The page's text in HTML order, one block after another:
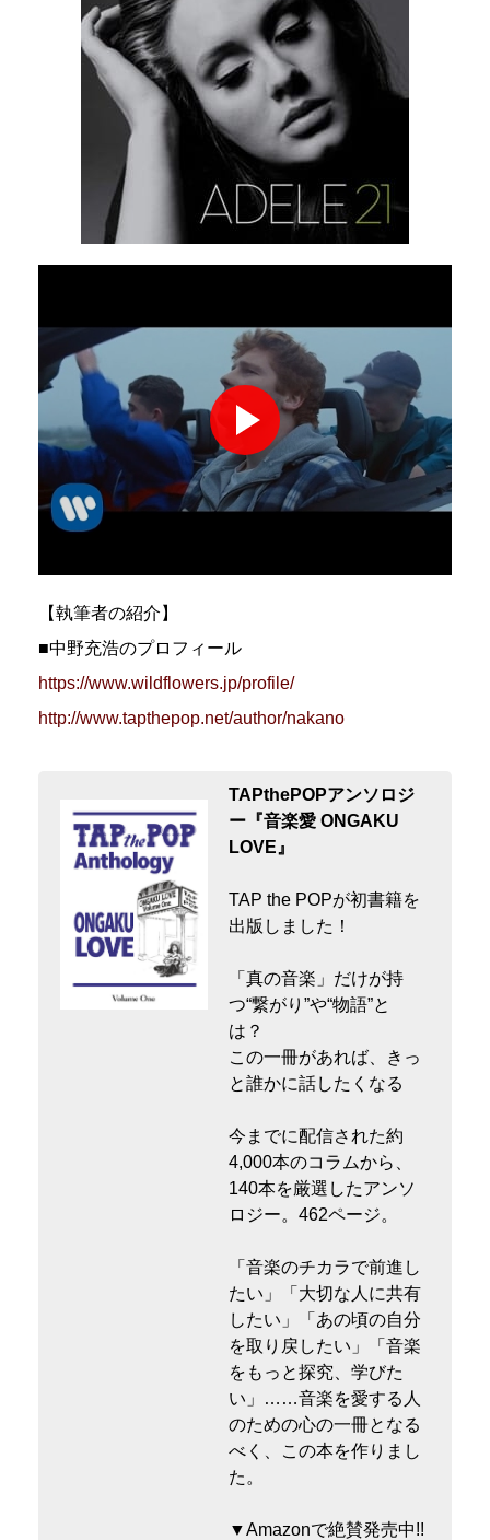
【執筆者の紹介】
■中野充浩のプロフィール
https://www.wildflowers.jp/profile/
http://www.tapthepop.net/author/nakano
TAPthePOPアンソロジ
ー『音楽愛 ONGAKU
LOVE』
TAP the POPが初書籍を
出版しました！
「真の音楽」だけが持
つ“繋がり”や“物語”と
は？
この一冊があれば、きっ
と誰かに話したくなる
今までに配信された約
4,000本のコラムから、
140本を厳選したアンソ
ロジー。462ページ。
「音楽のチカラで前進し
たい」「大切な人に共有
したい」「あの頃の自分
を取り戻したい」「音楽
をもっと探究、学びた
い」……音楽を愛する人
のための心の一冊となる
べく、この本を作りまし
た。
▼Amazonで絶賛発売中!!